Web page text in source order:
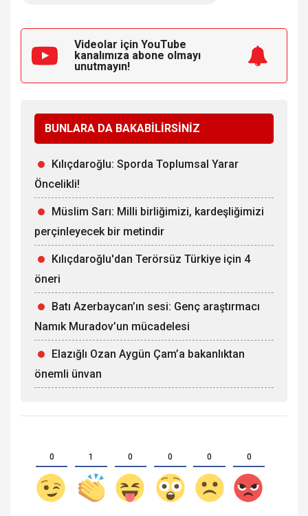
Videolar için YouTube
kanalımıza abone olmayı
unutmayın!
BUNLARA DA BAKABİLİRSİNİZ
Kılıçdaroğlu: Sporda Toplumsal Yarar
Öncelikli!
Müslim Sarı: Milli birliğimizi, kardeşliğimizi
perçinleyecek bir metindir
Kılıçdaroğlu'dan Terörsüz Türkiye için 4
öneri
Batı Azerbaycan’ın sesi: Genç araştırmacı
Namık Muradov’un mücadelesi
Elazığlı Ozan Aygün Çam’a bakanlıktan
önemli ünvan
0 1 0 0 0 0